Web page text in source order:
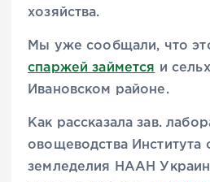
хозяйства.
Мы уже сообщали, что
спаржей займется и
Ивановском районе.
Как рассказала зав.
овощеводства
земледелия НААН